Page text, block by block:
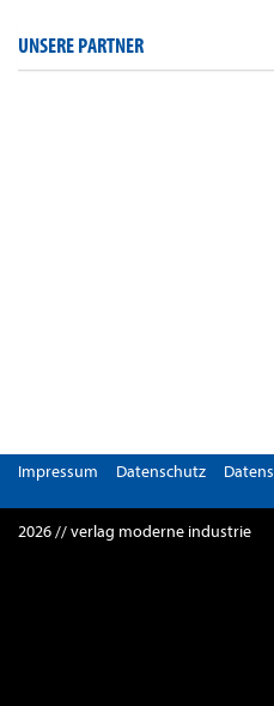
UNSERE PARTNER
Impressum Datenschutz
2026 // verlag moderne industrie